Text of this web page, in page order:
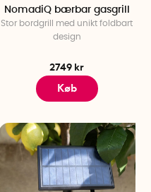
NomadiQ bærbar gasgrill
Stor bordgrill med unikt foldbart
design
2749 kr
Køb